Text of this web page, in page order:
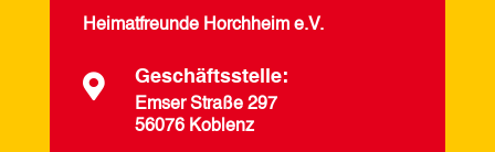
Heimatfreunde Horchheim e.V.
 Geschäftsstelle:
Emser Straße 297
56076 Koblenz